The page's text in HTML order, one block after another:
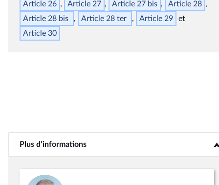
Article 26
Article 27 Article 27 bis
Article 28
Article 28 bis Article 28 ter
Article 29
Article 30
Plus d’informations<b>Plus d’informations</b>